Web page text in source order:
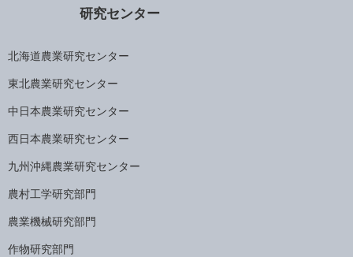
研究センター
北海道農業研究センター
東北農業研究センター
中日本農業研究センター
西日本農業研究センター
九州沖縄農業研究センター
農村工学研究部門
農業機械研究部門
作物研究部門